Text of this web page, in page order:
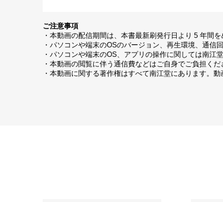
ご注意事項
・本動画の配信期間は、本書最新刷発行日より 5 年間
・パソコンや端末のOSのバージョン、再生環境、通信
・パソコンや端末のOS、アプリの操作に関しては南江
・本動画の閲覧に伴う通信費などはご自身でご負担くだ
・本動画に関する著作権はすべて南江堂にあります。